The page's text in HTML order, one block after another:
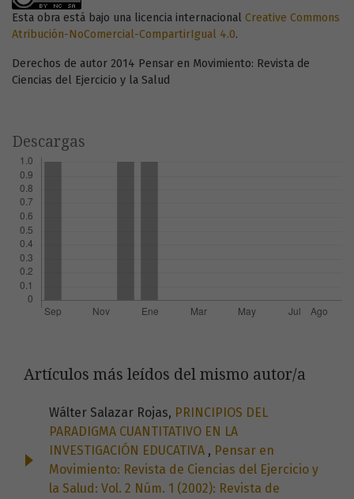
Esta obra está bajo una licencia internacional Creative Commons
Atribución-NoComercial-CompartirIgual 4.0.
Derechos de autor 2014 Pensar en Movimiento: Revista de
Ciencias del Ejercicio y la Salud
Descargas
Artículos más leídos del mismo autor/a
Wálter Salazar Rojas, PRINCIPIOS DEL
PARADIGMA CUANTITATIVO EN LA
INVESTIGACIÓN EDUCATIVA , Pensar en
Movimiento: Revista de Ciencias del Ejercicio y
la Salud: Vol. 2 Núm. 1 (2002): Revista de